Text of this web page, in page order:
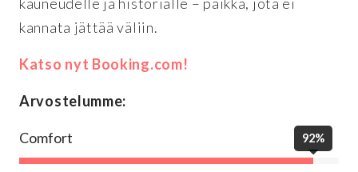
kannata jättää väliin.
Katso nyt Booking.com!
Arvostelumme:
Comfort 92%